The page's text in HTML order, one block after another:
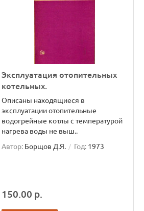
Эксплуатация отопительных
котельных.
Описаны находящиеся в
эксплуатации отопительные
водогрейные котлы с температурой
нагрева воды не выш..
Автор: Борщов Д.Я. Год: 1973
150.00 р.